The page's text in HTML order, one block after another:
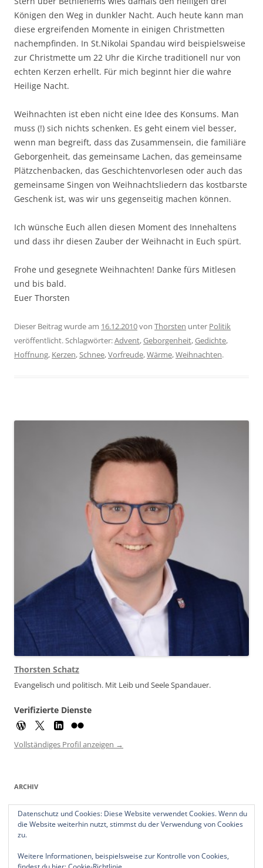
Königen den Weg in dunkler Nacht. Auch heute kann man
diese ergreifenden Momente in einigen Christmetten
nachempfinden. In St.Nikolai Spandau wird beispielsweise
zur Christmette um 22 Uhr die Kirche traditionell nur von
echten Kerzen erhellt. Für mich beginnt hier die wahre
Heilige Nacht.
Weihnachten ist eben nicht eine Idee des Konsums. Man
muss (!) sich nichts schenken. Es geht einem viel besser,
wenn man begreift, dass das Zusammensein, die familiäre
Geborgenheit, das gemeinsame Lachen, das gemeinsame
Plätzchenbacken, das Geschichtenvorlesen oder auch das
gemeinsame Singen von Weihnachtsliedern das kostbarste
Geschenk ist, was wir uns gegenseitig machen können.
Ich wünsche Euch allen diesen Moment des Innehaltens
und dass ihr diesen Zauber der Weihnacht in Euch spürt.
Frohe und gesegnete Weihnachten! Danke fürs Mitlesen
und bis bald.
Euer Thorsten
Dieser Beitrag wurde am 16.12.2010von Thorsten unter Politik
veröffentlicht. Schlagwörter:Advent,Geborgenheit,Gedichte,
Hoffnung, Kerzen,Schnee,Vorfreude,Wärme,Weihnachten.
Thorsten Schatz
Evangelisch und politisch. Mit Leib und Seele Spandauer.
Verifizierte Dienste
Vollständiges Profil anzeigen →
ARCHIV
Archiv
Datenschutz und Cookies: Diese Website verwendet Cookies. Wenn du
die Website weiterhin nutzt, stimmst du der Verwendung von Cookies
zu.
Weitere Informationen, beispielsweise zur Kontrolle von Cookies,